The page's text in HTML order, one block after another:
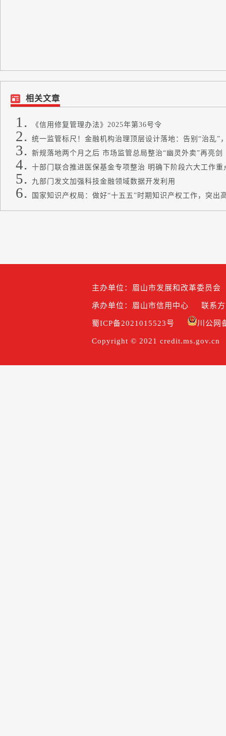
相关文章
《信用修复管理办法》2025年第36号令
统一监管标尺！金融机构治理顶层设计落地：告别“治乱”
新规落地两个月之后 市场监管总局整治“幽灵外卖”再亮剑
十部门联合推进医保基金专项整治 明确下阶段六大工作重
九部门发文加强科技金融领域数据开发利用
国家知识产权局：做好“十五五”时期知识产权工作，突出
主办单位：眉山市发展和改革委员会
承办单位：眉山市信用中心 联系
蜀ICP备2021015523号 川公网
Copyright © 2021 credit.ms.gov.cn